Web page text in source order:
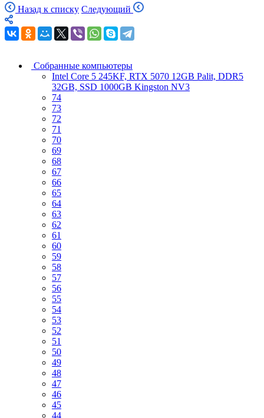
Назад к списку Следующий
Собранные компьютеры
Intel Core 5 245KF, RTX 5070 12GB Palit, DDR5
32GB, SSD 1000GB Kingston NV3
74
73
72
71
70
69
68
67
66
65
64
63
62
61
60
59
58
57
56
55
54
53
52
51
50
49
48
47
46
45
44